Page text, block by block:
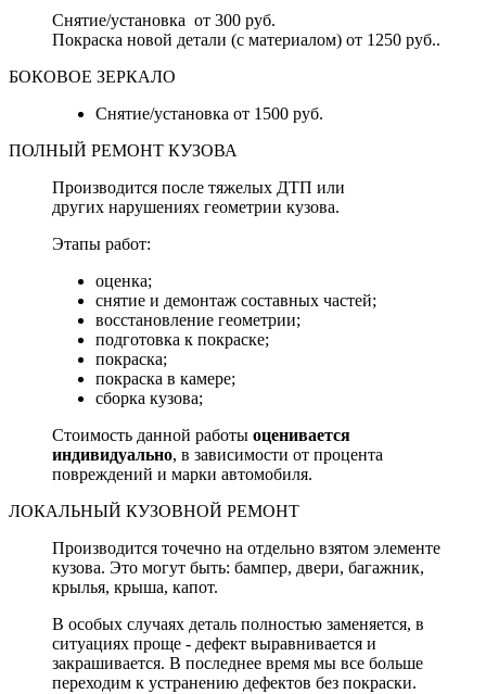
Снятие/установка от 300 руб.
Покраска новой детали (с материалом) от 1250 руб..
БОКОВОЕ ЗЕРКАЛО
Снятие/установка от 1500 руб.
ПОЛНЫЙ РЕМОНТ КУЗОВА
Производится после тяжелых ДТП или
других нарушениях геометрии кузова.
Этапы работ:
оценка;
снятие и демонтаж составных частей;
восстановление геометрии;
подготовка к покраске;
покраска;
покраска в камере;
сборка кузова;
Стоимость данной работы оценивается
индивидуально, в зависимости от процента
повреждений и марки автомобиля.
ЛОКАЛЬНЫЙ КУЗОВНОЙ РЕМОНТ
Производится точечно на отдельно взятом элементе
кузова. Это могут быть: бампер, двери, багажник,
крылья, крыша, капот.
В особых случаях деталь полностью заменяется, в
ситуациях проще - дефект выравнивается и
закрашивается. В последнее время мы все больше
переходим к устранению дефектов без покраски.